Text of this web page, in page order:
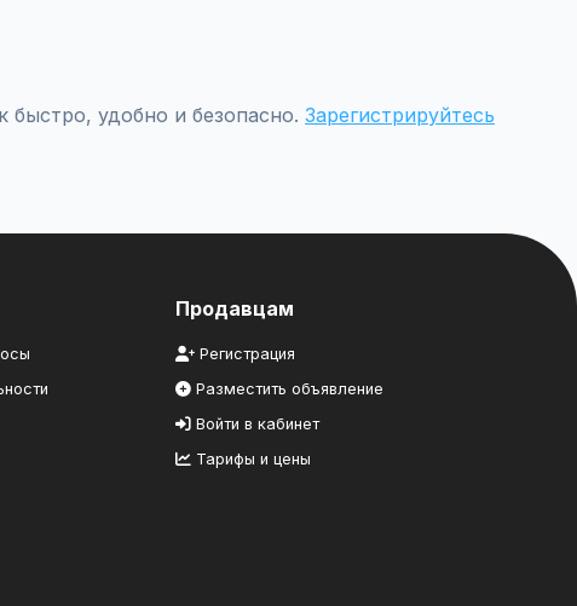
удобно и безопасно. Зарегистрируйтесь
Продавцам
Регистрация
Разместить объявление
Войти в кабинет
Тарифы и цены